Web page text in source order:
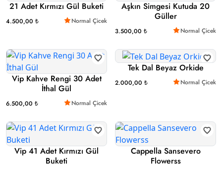
21 Adet Kırmızı Gül Buketi
4.500,00 ₺ Normal Çicek
Aşkın Simgesi Kutuda 20
Güller
3.500,00 ₺ Normal Çicek
Vip Kahve Rengi 30 Adet
İthal Gül
6.500,00 ₺ Normal Çicek
Tek Dal Beyaz Orkide
2.000,00 ₺ Normal Çicek
Vip 41 Adet Kırmızı Gül
Buketi
Cappella Sansevero
Flowerss